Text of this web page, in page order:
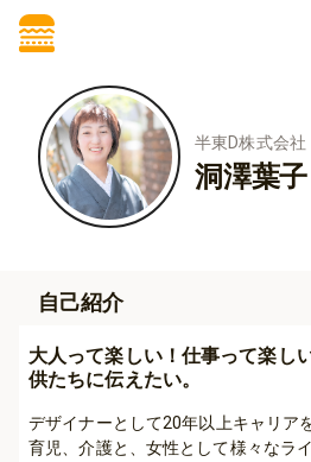
半東D株式会社
洞澤葉子
自己紹介
大人って楽しい！仕事って楽し
供たちに伝えたい。
デザイナーとして20年以上キャリア
育児、介護と、女性として様々なラ